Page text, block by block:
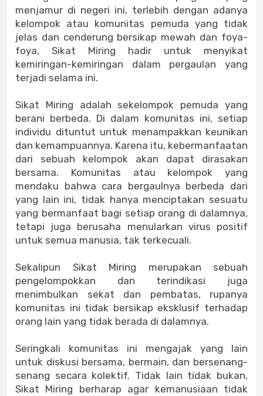
menjamur di negeri ini, terlebih dengan adanya
kelompok atau komunitas pemuda yang tidak
jelas dan cenderung bersikap mewah dan foya-
foya, Sikat Miring hadir untuk menyikat
kemiringan-kemiringan dalam pergaulan yang
terjadi selama ini.
Sikat Miring adalah sekelompok pemuda yang
berani berbeda. Di dalam komunitas ini, setiap
individu dituntut untuk menampakkan keunikan
dan kemampuannya. Karena itu, kebermanfaatan
dari sebuah kelompok akan dapat dirasakan
bersama. Komunitas atau kelompok yang
mendaku bahwa cara bergaulnya berbeda dari
yang lain ini, tidak hanya menciptakan sesuatu
yang bermanfaat bagi setiap orang di dalamnya,
tetapi juga berusaha menularkan virus positif
untuk semua manusia, tak terkecuali.
Sekalipun Sikat Miring merupakan sebuah
pengelompokkan dan terindikasi juga
menimbulkan sekat dan pembatas, rupanya
komunitas ini tidak bersikap eksklusif terhadap
orang lain yang tidak berada di dalamnya.
Seringkali komunitas ini mengajak yang lain
untuk diskusi bersama, bermain, dan bersenang-
senang secara kolektif. Tidak lain tidak bukan,
Sikat Miring berharap agar kemanusiaan tidak